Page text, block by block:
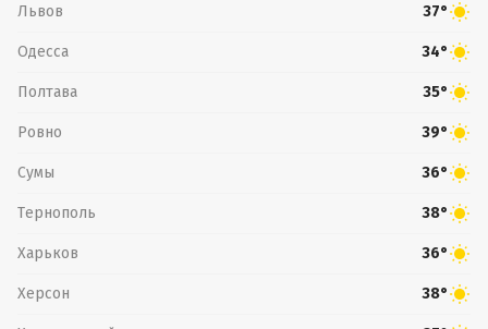
Львов 37°
Одесса 34°
Полтава 35°
Ровно 39°
Сумы 36°
Тернополь 38°
Харьков 36°
Херсон 38°